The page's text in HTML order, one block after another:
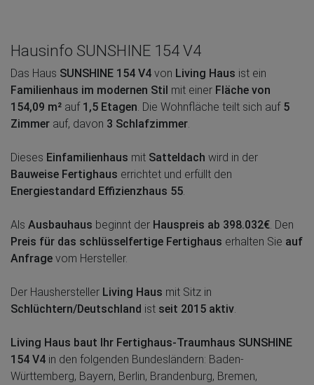
Hausinfo SUNSHINE 154 V4
Das Haus SUNSHINE 154 V4 von Living Haus ist ein
Familienhaus im modernen Stil mit einer Fläche von
154,09 m² auf 1,5 Etagen . Die Wohnfläche teilt sich auf 5
Zimmer auf, davon 3 Schlafzimmer
Dieses Einfamilienhaus mit Satteldach wird in der
Bauweise Fertighaus errichtet und erfüllt den
Energiestandard Effizienzhaus 55
Als Ausbauhaus beginnt der Hauspreis ab 398.032€ . Den
Preis für das schlüsselfertige Fertighaus erhalten Sie auf
Anfrage vom Hersteller.
Der Haushersteller Living Haus mit Sitz in
Schlüchtern/Deutschland ist seit 2015 aktiv
Living Haus baut Ihr Fertighaus-Traumhaus SUNSHINE
154 V4 in den folgenden Bundesländern: Baden-
Württemberg, Bayern, Berlin, Brandenburg, Bremen,